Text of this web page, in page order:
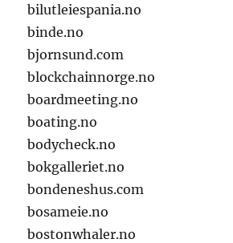
bilutleiespania.no
binde.no
bjornsund.com
blockchainnorge.no
boardmeeting.no
boating.no
bodycheck.no
bokgalleriet.no
bondeneshus.com
bosameie.no
bostonwhaler.no